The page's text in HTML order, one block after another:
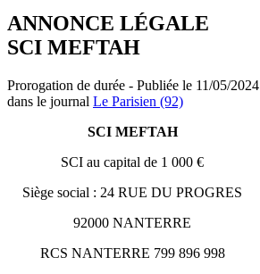
ANNONCE LÉGALE
SCI MEFTAH
Prorogation de durée - Publiée le 11/05/2024
dans le journal Le Parisien (92)
SCI MEFTAH
SCI au capital de 1 000 €
Siège social : 24 RUE DU PROGRES
92000 NANTERRE
RCS NANTERRE 799 896 998